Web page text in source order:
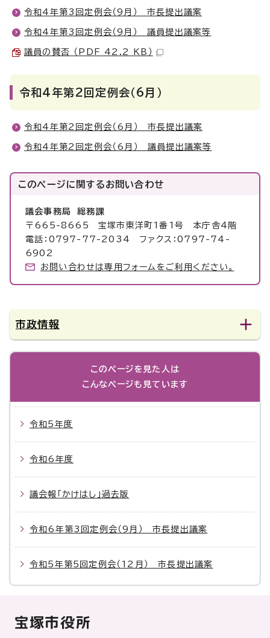
令和4年第3回定例会（9月） 市長提出議案
令和4年第3回定例会（9月） 議員提出議案等
議員の賛否 （PDF 42.2 KB）
令和4年第2回定例会（6月）
令和4年第2回定例会（6月） 市長提出議案
令和4年第2回定例会（6月） 議員提出議案等
このページに関するお問い合わせ
議会事務局 総務課
〒665-8665 宝塚市東洋町1番1号 本庁舎4階
電話：0797-77-2034 ファクス：0797-74-
6902
お問い合わせは専用フォームをご利用ください。
市政情報
このページを見た人は
こんなページも見ています
令和5年度
令和6年度
議会報「かけはし」過去版
令和6年第3回定例会（9月） 市長提出議案
令和5年第5回定例会（12月） 市長提出議案
宝塚市役所